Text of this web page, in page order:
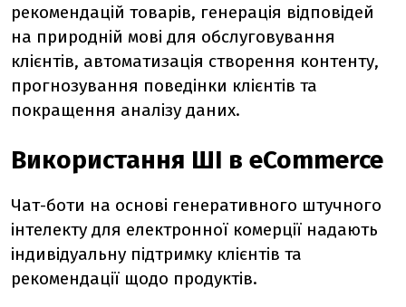
рекомендацій товарів, генерація відповідей
на природній мові для обслуговування
клієнтів, автоматизація створення контенту,
прогнозування поведінки клієнтів та
покращення аналізу даних.
Використання ШІ в eCommerce
Чат-боти на основі генеративного штучного
інтелекту для електронної комерції надають
індивідуальну підтримку клієнтів та
рекомендації щодо продуктів.